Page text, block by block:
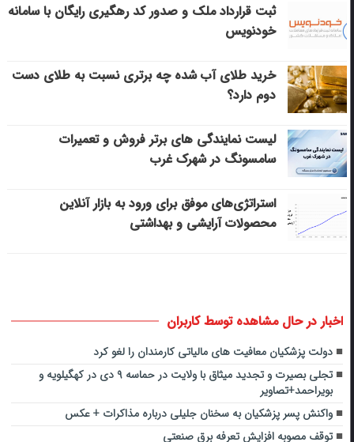
ثبت قرارداد ملک و صدور کد رهگیری رایگان با سامانه
خودنویس
خرید طلای آب شده چه برتری نسبت به طلای دست
دوم دارد؟
لیست نمایندگی های برتر فروش و تعمیرات
سامسونگ در شهرک غرب
استراتژی‌های موفق برای ورود به بازار آنلاین
محصولات آرایشی و بهداشتی
اخبار در حال مشاهده توسط کاربران
دولت پزشکیان معافیت های مالیاتی کارمندان را لغو کرد
تجلی بصیرت و تجدید میثاق با ولایت در حماسه ۹ دی در کهگیلویه و
بویراحمد+تصاویر
واکنش پسر پزشکیان به سخنان جلیلی درباره مذاکرات + عکس
توقف مصوبه افزایش تعرفه برق صنعتی